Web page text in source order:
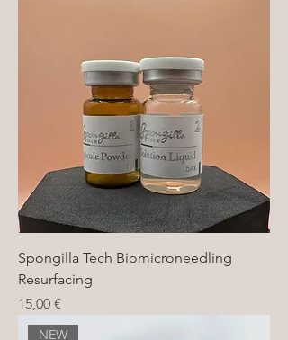
Spongilla Tech Biomicroneedling
Resurfacing
Preis
15,00 €
NEW